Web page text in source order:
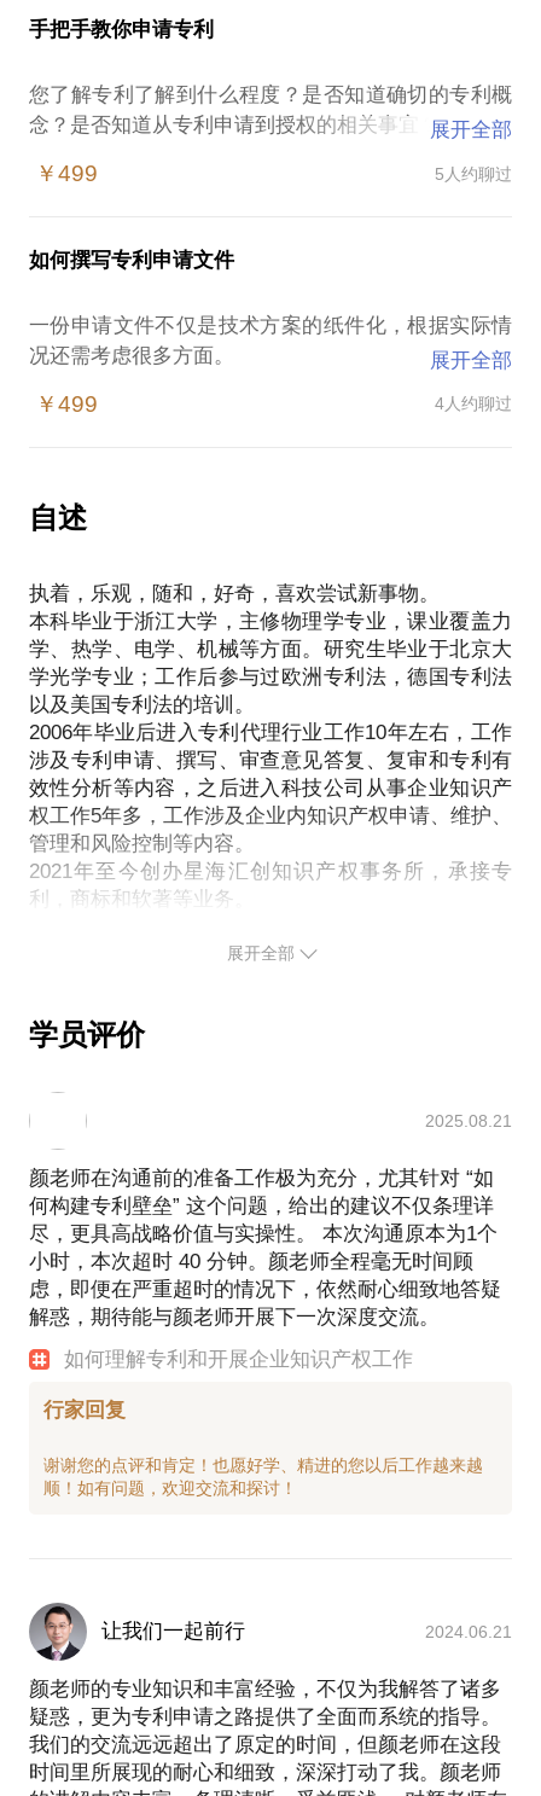
工作模式，在此，也希望能将自己所学的和经验所得
1.专利和商标等知识产权制度本质；
2.企业内可开展的知识产权工作和开展方式；以及
如有企业知识产权实际工作方面的困惑，也欢迎提
经验，是公司内定资深代理人。面对审查意见，要努
力思考，不断变换角度，只要坚持到底，您必将会有
我能帮您：
答复审查意见时可加以利用的信息；
答复审查意见时需要注意的方面。
手把手教你申请专利
您了解专利了解到什么程度？是否知道确切的专利概
念？是否知道从专利申请到授权的相关事宜？
九年，参与、配合过专利申请到授权的各个过程。
快速了解专利申请的整体框架
熟悉专利申请到授权的整个过程
面向企业或社会上需要对专利申请整个过程有快速了
解的人员。
亦欢迎专利相关行业的有想法的人员互相交流（此种
展开全部
￥499 5人约聊过
如何撰写专利申请文件
一份申请文件不仅是技术方案的纸件化，根据实际情
况还需考虑很多方面。
侵权司法解释等。比如：
专利侵权司法解释对权利要求保护范围的解释，
以及可能使专利无效的严重缺陷。
展开全部
￥499 4人约聊过
自述
执着，乐观，随和，好奇，喜欢尝试新事物。
本科毕业于浙江大学，主修物理学专业，课业覆盖力
学、热学、电学、机械等方面。研究生毕业于北京大
学光学专业；工作后参与过欧洲专利法，德国专利法
以及美国专利法的培训。
2006年毕业后进入专利代理行业工作10年左右，工作
涉及专利申请、撰写、审查意见答复、复审和专利有
效性分析等内容，之后进入科技公司从事企业知识产
权工作5年多，工作涉及企业内知识产权申请、维护、
管理和风险控制等内容。
2021年至今创办星海汇创知识产权事务所，承接专
展开全部
学员评价
2025.08.21
颜老师在沟通前的准备工作极为充分，尤其针对 “如
何构建专利壁垒” 这个问题，给出的建议不仅条理详
尽，更具高战略价值与实操性。 本次沟通原本为1个
小时，本次超时 40 分钟。颜老师全程毫无时间顾
虑，即便在严重超时的情况下，依然耐心细致地答疑
解惑，期待能与颜老师开展下一次深度交流。
如何理解专利和开展企业知识产权工作
行家回复
谢谢您的点评和肯定！也愿好学、精进的您以后工作越来越
让我们一起前行 2024.06.21
颜老师的专业知识和丰富经验，不仅为我解答了诸多
疑惑，更为专利申请之路提供了全面而系统的指导。
我们的交流远远超出了原定的时间，但颜老师在这段
时间里所展现的耐心和细致，深深打动了我。颜老师